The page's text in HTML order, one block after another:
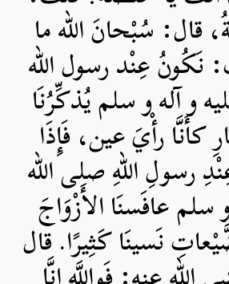
قال: سُبْحانَ الله ما
نَكُونُ عِنْد رسول الله
و آله و سلم يُذكِّرُنَا
كأَنَّا رأْيَ عين، فَإِذَا
رسولِ اللهِ صلی الله
سلم عافَسنَا الأَزْوَاجَ
نَسينَا كَثِيرًا. قال